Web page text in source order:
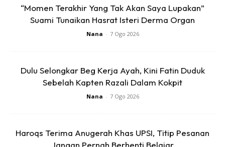
Menjengah ke ruangan komen, rata-rata orang ramai
ramai yang mendoakan agar pakcik tersebut terus
“Momen Terakhir Yang Tak Akan Saya Lupakan”
Suami Tunaikan Hasrat Isteri Derma Organ
Nana - 7 Ogo 2026
Dulu Selongkar Beg Kerja Ayah, Kini Fatin Duduk
Sebelah Kapten Razali Dalam Kokpit
Nana - 7 Ogo 2026
Haroqs Terima Anugerah Khas UPSI, Titip Pesanan
Jangan Pernah Berhenti Belajar